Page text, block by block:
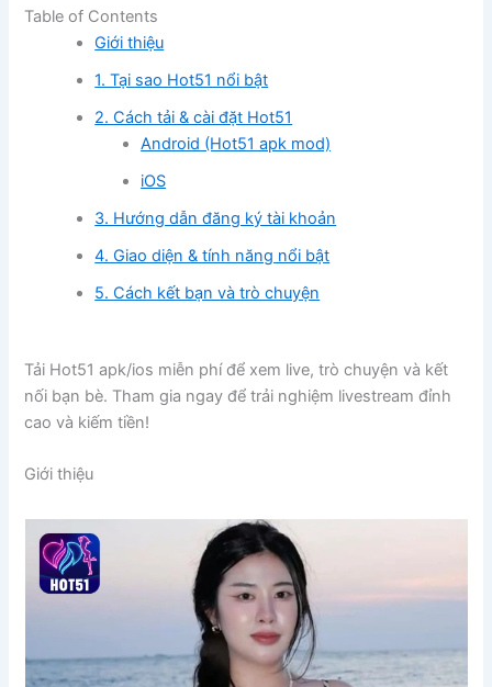
Table of Contents
Giới thiệu
1. Tại sao Hot51 nổi bật
2. Cách tải & cài đặt Hot51
Android (Hot51 apk mod)
iOS
3. Hướng dẫn đăng ký tài khoản
4. Giao diện & tính năng nổi bật
5. Cách kết bạn và trò chuyện
Tải Hot51 apk/ios miễn phí để xem live, trò chuyện và kết
nối bạn bè. Tham gia ngay để trải nghiệm livestream đỉnh
cao và kiếm tiền!
Giới thiệu